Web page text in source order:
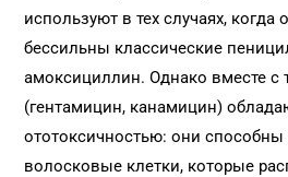
используют в тех случаях, когда
бессильны классические
амоксициллин. Однако вместе с
(гентамицин, канамицин)
ототоксичностью: они
волосковые клетки, которые